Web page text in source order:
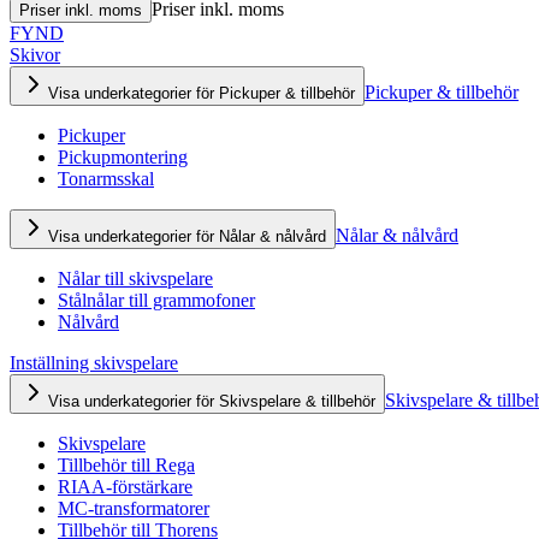
Priser inkl. moms Priser inkl. moms
FYND
Skivor
Visa underkategorier för Pickuper & tillbehör Pickuper & tillbehör
Pickuper
Pickupmontering
Tonarmsskal
Visa underkategorier för Nålar & nålvård Nålar & nålvård
Nålar till skivspelare
Stålnålar till grammofoner
Nålvård
Inställning skivspelare
Visa underkategorier för Skivspelare & tillbehör Skivspelare &
Skivspelare
Tillbehör till Rega
RIAA-förstärkare
MC-transformatorer
Tillbehör till Thorens